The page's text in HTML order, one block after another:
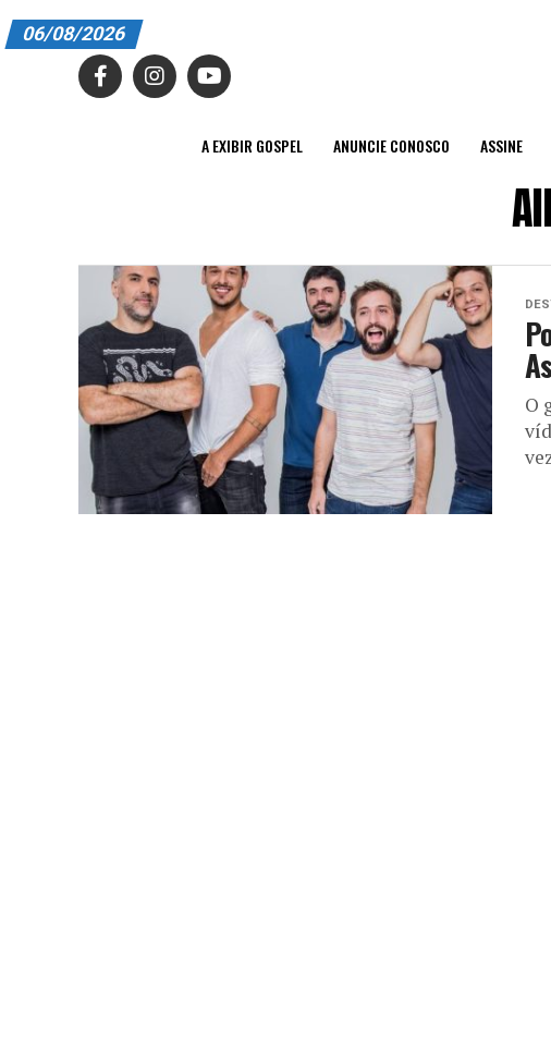
A EXIBIR GOSPEL
EDITORIAL
ENTREVISTAS
EXPEDIENTE
FINALIZAR COMPRA
HOME
LANÇAMENTOS
06/08/2026
A EXIBIR GOSPEL ANUNCIE CONOSCO ASSINE
O